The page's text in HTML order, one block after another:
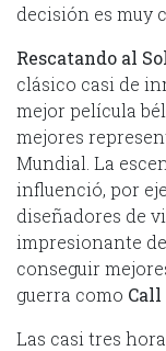
decisión es muy
Rescatando al
clásico casi de
mejor película
mejores
Mundial. La
influenció, por
diseñadores de
impresionante
conseguir
guerra como
Las casi tres